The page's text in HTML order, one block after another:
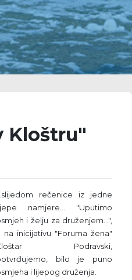
Kloštru"
...slijedom rečenice iz jedne
namjere... "Uputimo
i želju za druženjem...",
na inicijativu "Foruma žena"
Podravski,
bilo je puno
i lijepog druženja.